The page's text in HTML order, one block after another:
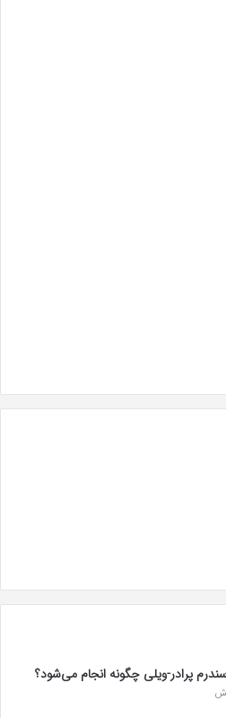
پرادر-ویلی چگونه انجام می‌شود؟